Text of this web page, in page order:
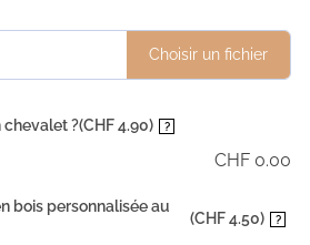
Choisir un fichier
chevalet ?(CHF 4.90) ?
CHF 0.00
bois personnalisée au
(CHF 4.50) ?